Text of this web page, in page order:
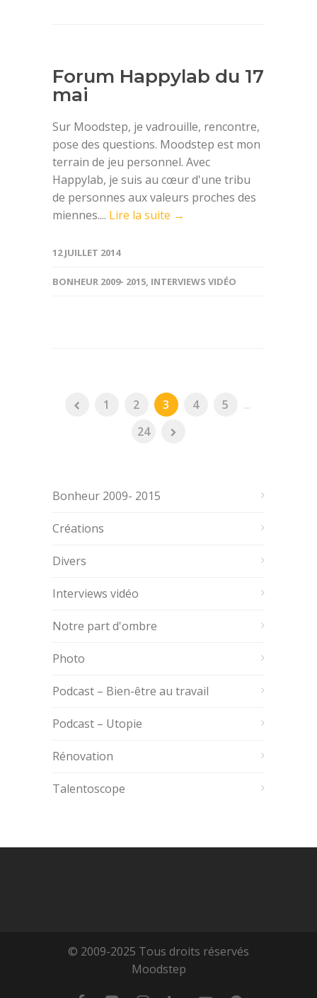
Forum Happylab du 17
mai
Sur Moodstep, je vadrouille, rencontre,
pose des questions. Moodstep est mon
terrain de jeu personnel. Avec
Happylab, je suis au cœur d'une tribu
de personnes aux valeurs proches des
miennes.... Lire la suite →
12 JUILLET 2014
BONHEUR 2009- 2015, INTERVIEWS VIDÉO
1 2 3 4 5
...
24
Bonheur 2009- 2015
Créations
Divers
Interviews vidéo
Notre part d'ombre
Photo
Podcast – Bien-être au travail
Podcast – Utopie
Rénovation
Talentoscope
© 2009-2025 Tous droits réservés
Moodstep